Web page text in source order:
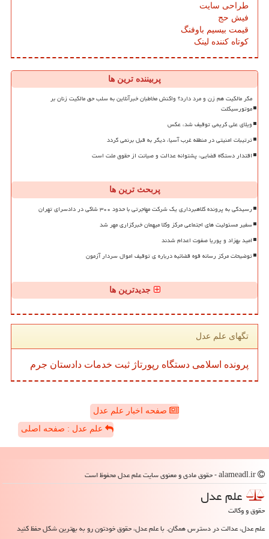
طراحی سایت
فیش حج
قیمت بیسیم باوفنگ
کوتاه کننده لینک
پربیننده ترین ها
مگر مالکیت هم زن و مرد دارد؟ واکنش مخاطبان خبرآنلاین به سلب حق مالکیت زنان بر
موتورسیکلت
ویلای علی کریمی توقیف شد، عکس
ترتیبات امنیتی در منطقه غرب آسیا، دیگر به قبل برنمی گردد
اقتدار دستگاه قضایی، پشتوانه عدالت و صیانت از حقوق ملت است
پربحث ترین ها
رسیدگی به پرونده کلاهبرداری یک شرکت مهاجرتی با حدود ۳۰۰ شاکی در دادسرای تهران
سفیر مسئولیت های اجتماعی مرکز وکلا میهمان خبرگزاری مهر شد
امید بهزاد و پوریا صفوت اعدام شدند
توضیحات مرکز رسانه قوه قضائیه درباره ی توقیف اموال سردار آزمون
جدیدترین ها
تگهای علم عدل
پرونده اسلامی دستگاه رپورتاژ ثبت خدمات دادستان جرم
صفحه اخبار علم عدل
علم عدل : صفحه اصلی
علم عدل
حقوق و وکالت
علم عدل، عدالت در دسترس همگان. با علم عدل، حقوق خودتون رو به بهترین شکل حفظ کنید